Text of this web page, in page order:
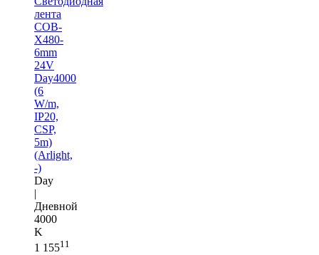
лента
COB-
X480-
6mm
24V
Day4000
(6
W/m,
IP20,
CSP,
5m)
(Arlight,
-)
Day
|
Дневной
4000
K
1 15511